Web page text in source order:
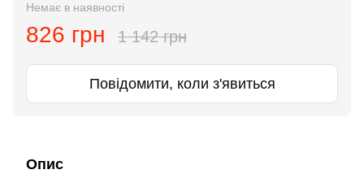
Немає в наявності
826 грн 1 142 грн
Повідомити, коли з'явиться
Опис